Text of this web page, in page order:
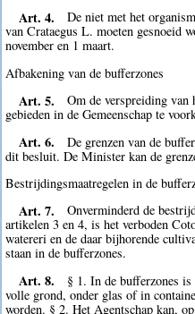
Art. 4.
De niet met het
van Crataegus L. moeten gesnoeid
november en 1 maart.
Afbakening van de bufferzones
Art. 5.
Om de verspreiding van
gebieden in de Gemeenschap te
Art. 6.
De grenzen van de
dit besluit. De Minister kan de
Bestrijdingsmaatregelen in de
Art. 7.
Onverminderd de
artikelen 3 en 4, is het verboden
watereri en de daar bijhorende
staan in de bufferzones.
Art. 8.
§ 1. In de bufferzones
volle grond, onder glas of in
worden. § 2. Het Agentschap kan,